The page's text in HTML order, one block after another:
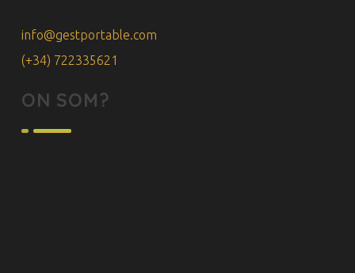
info@gestportable.com
(+34) 722335621
ON SOM?